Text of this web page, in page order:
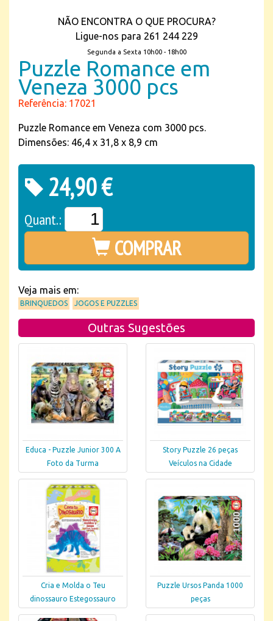
NÃO ENCONTRA O QUE PROCURA?
Ligue-nos para 261 244 229
Segunda a Sexta 10h00 - 18h00
Puzzle Romance em
Veneza 3000 pcs
Referência: 17021
Puzzle Romance em Veneza com 3000 pcs.
Dimensões: 46,4 x 31,8 x 8,9 cm
24,90 €
Quant.:
COMPRAR
Veja mais em:
BRINQUEDOS JOGOS E PUZZLES
Outras Sugestões
Educa - Puzzle Junior 300 A
Foto da Turma
Story Puzzle 26 peças
Veículos na Cidade
Cria e Molda o Teu
dinossauro Estegossauro
Puzzle Ursos Panda 1000
peças